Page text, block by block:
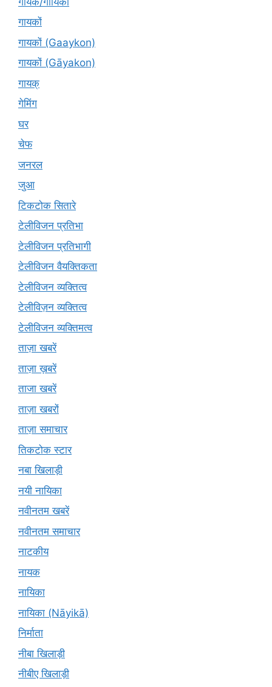
गायकों
गायकों (Gaaykon)
गायकों (Gāyakon)
गायक्
गेमिंग
घर
चेफ
जनरल
जुआ
टिकटोक सितारे
टेलीविजन प्रतिभा
टेलीविजन प्रतिभागी
टेलीविजन वैयक्तिकता
टेलीविजन व्यक्तित्व
टेलीविज़न व्यक्तित्व
टेलीविजन व्यक्तिमत्व
ताज़ा खबरें
ताज़ा ख़बरें
ताजा खबरें
ताज़ा खबरों
ताज़ा समाचार
तिकटोक स्टार
नबा खिलाड़ी
नयी नायिका
नवीनतम खबरें
नवीनतम समाचार
नाटकीय
नायक
नायिका
नायिका (Nāyikā)
निर्माता
नीबा खिलाड़ी
नीबीए खिलाड़ी